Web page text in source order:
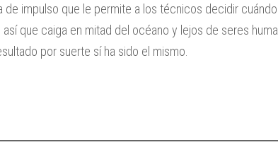
de impulso que le permite a los técnicos decidir
que caiga en mitad del océano y lejos de seres
por suerte sí ha sido el mismo.